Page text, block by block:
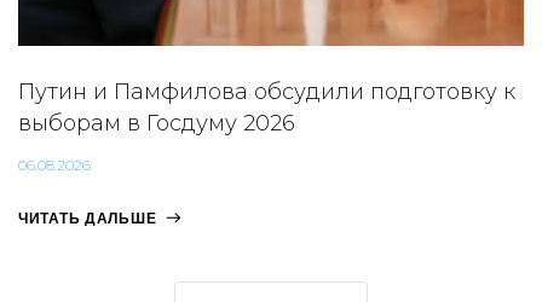
Путин и Памфилова обсудили подготовку к
выборам в Госдуму 2026
06.08.2026
ЧИТАТЬ ДАЛЬШЕ